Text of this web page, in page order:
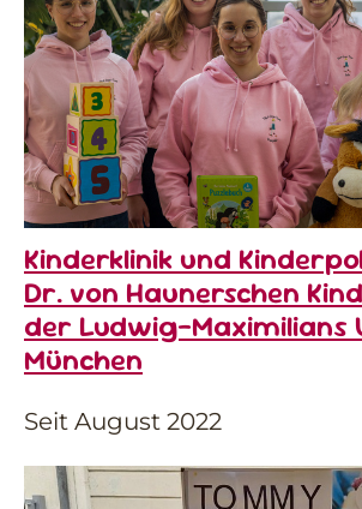
Kinderklinik und
Dr. von Haunerschen
der Ludwig-Maximilians
München
Seit August 2022